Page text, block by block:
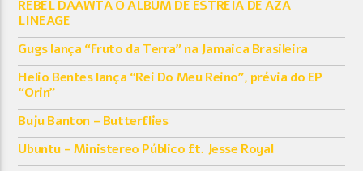
REBEL DAAWTA O ALBUM DE ESTREIA DE AZA
LINEAGE
Gugs lança “Fruto da Terra” na Jamaica Brasileira
Helio Bentes lança “Rei Do Meu Reino”, prévia do EP
“Orin”
Buju Banton – Butterflies
Ubuntu – Ministereo Público ft. Jesse Royal